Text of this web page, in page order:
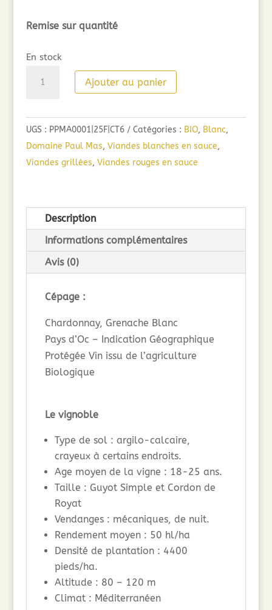
Remise sur quantité
En stock
Ajouter au panier
UGS : PPMA0001|25F|CT6 Catégories : BIO, Blanc,
Domaine Paul Mas, Viandes blanches en sauce,
Viandes grillées, Viandes rouges en sauce
Description
Informations complémentaires
Avis (0)
Cépage :
Chardonnay, Grenache Blanc
Pays d’Oc – Indication Géographique
Protégée Vin issu de l’agriculture
Biologique
Le vignoble
Type de sol : argilo-calcaire,
crayeux à certains endroits.
Age moyen de la vigne : 18-25 ans.
Taille : Guyot Simple et Cordon de
Royat
Vendanges : mécaniques, de nuit.
Rendement moyen : 50 hl/ha
Densité de plantation : 4400
pieds/ha.
Altitude : 80 – 120 m
Climat : Méditerranéen